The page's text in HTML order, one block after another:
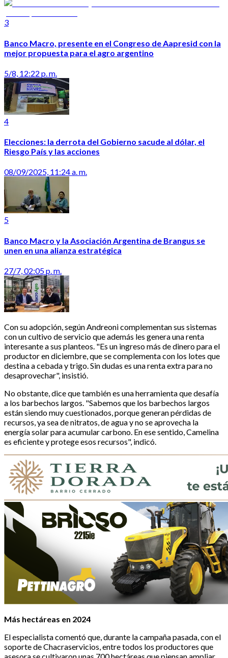
3
Banco Macro, presente en el Congreso de Aapresid con la
mejor propuesta para el agro argentino
5/8, 12:22 p. m.
4
Elecciones: la derrota del Gobierno sacude al dólar, el
Riesgo País y las acciones
08/09/2025, 11:24 a. m.
5
Banco Macro y la Asociación Argentina de Brangus se
unen en una alianza estratégica
27/7, 02:05 p. m.
Con su adopción, según Andreoni complementan sus sistemas
con un cultivo de servicio que además les genera una renta
interesante a sus planteos. "Es un ingreso más de dinero para el
productor en diciembre, que se complementa con los lotes que
destina a cebada y trigo. Sin dudas es una renta extra para no
desaprovechar", insistió.
No obstante, dice que también es una herramienta que desafía
a los barbechos largos. "Sabemos que los barbechos largos
están siendo muy cuestionados, porque generan pérdidas de
recursos, ya sea de nitratos, de agua y no se aprovecha la
energía solar para acumular carbono. En ese sentido, Camelina
es eficiente y protege esos recursos", indicó.
Más hectáreas en 2024
El especialista comentó que, durante la campaña pasada, con el
soporte de Chacraservicios, entre todos los productores que